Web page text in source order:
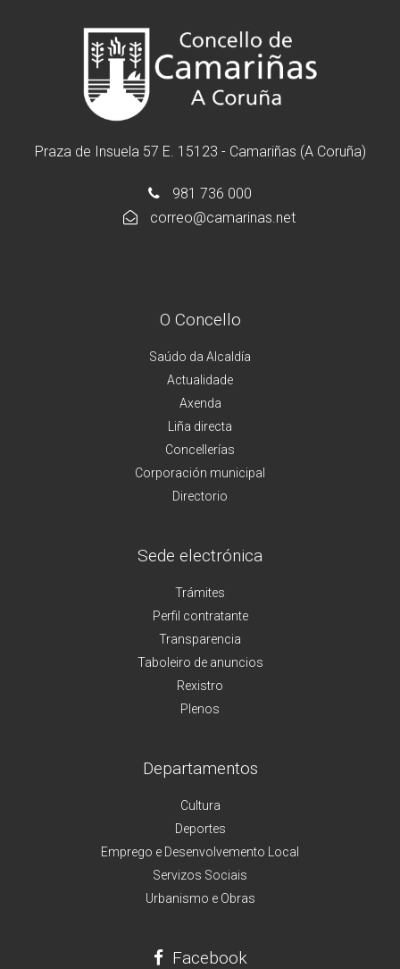
Praza de Insuela 57 E. 15123 - Camariñas (A Coruña)
981 736 000
correo@camarinas.net
O Concello
Saúdo da Alcaldía
Actualidade
Axenda
Liña directa
Concellerías
Corporación municipal
Directorio
Sede electrónica
Trámites
Perfil contratante
Transparencia
Taboleiro de anuncios
Rexistro
Plenos
Departamentos
Cultura
Deportes
Emprego e Desenvolvemento Local
Servizos Sociais
Urbanismo e Obras
Facebook